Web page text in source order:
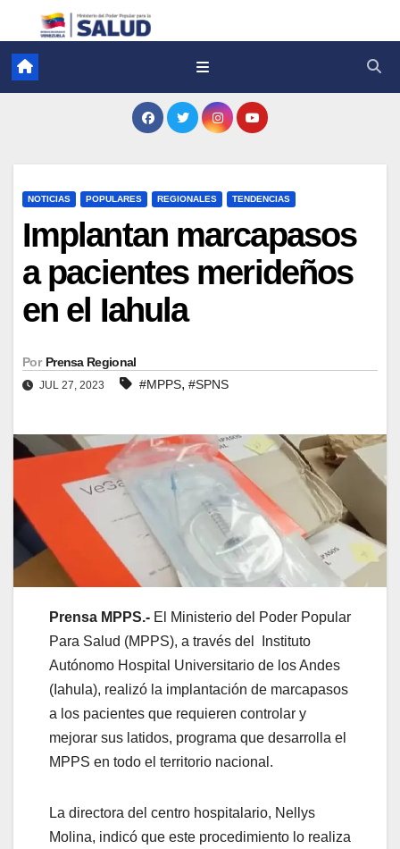
NOTICIAS POPULARES REGIONALES TENDENCIAS
Implantan marcapasos
a pacientes merideños
en el Iahula
Por Prensa Regional
JUL 27, 2023 #MPPS, #SPNS
Prensa MPPS.- El Ministerio del Poder Popular
Para Salud (MPPS), a través del Instituto
Autónomo Hospital Universitario de los Andes
(Iahula), realizó la implantación de marcapasos
a los pacientes que requieren controlar y
mejorar sus latidos, programa que desarrolla el
MPPS en todo el territorio nacional.
La directora del centro hospitalario, Nellys
Molina, indicó que este procedimiento lo realiza